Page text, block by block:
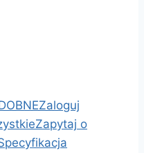
Zaloguj
Zapytaj o